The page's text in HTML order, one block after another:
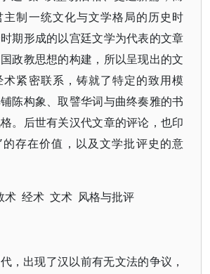
主制一统文化与文学格局的历史时
期形成的以宫廷文学为代表的文章
政教思想的构建，所以呈现出的文
紧密联系，铸就了特定的致用模
陈构象、取譬华词与曲终奏雅的书
。后世有关汉代文章的评论，也印
的存在价值，以及文学批评史的意
术 经术 文术 风格与批评
，出现了汉以前有无文法的争议，